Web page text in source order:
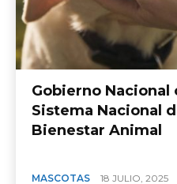
Gobierno Nacional
Sistema Nacional
Bienestar Animal
MASCOTAS 18 JULIO, 2025